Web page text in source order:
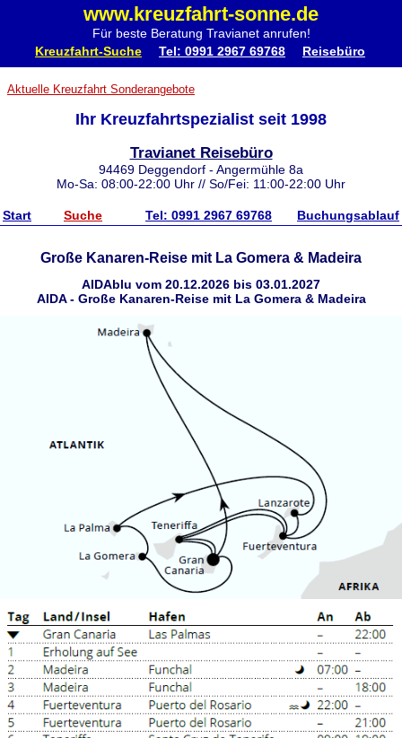
www.kreuzfahrt-sonne.de
Für beste Beratung Travianet anrufen!
Kreuzfahrt-Suche Tel: 0991 2967 69768 Reisebüro
Aktuelle Kreuzfahrt Sonderangebote
Ihr Kreuzfahrtspezialist seit 1998
Travianet Reisebüro
94469 Deggendorf - Angermühle 8a
Mo-Sa: 08:00-22:00 Uhr // So/Fei: 11:00-22:00 Uhr
Start Suche Tel: 0991 2967 69768 Buchungsablauf
Große Kanaren-Reise mit La Gomera & Madeira
AIDAblu vom 20.12.2026 bis 03.01.2027
AIDA - Große Kanaren-Reise mit La Gomera & Madeira